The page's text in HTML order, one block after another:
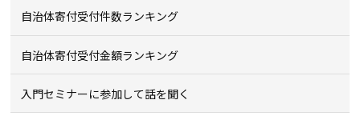
自治体寄付受付件数ランキング
自治体寄付受付金額ランキング
入門セミナーに参加して話を聞く